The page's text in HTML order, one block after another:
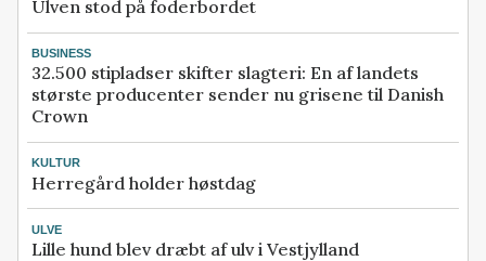
Ulven stod på foderbordet
BUSINESS
32.500 stipladser skifter slagteri: En af landets
største producenter sender nu grisene til Danish
Crown
KULTUR
Herregård holder høstdag
ULVE
Lille hund blev dræbt af ulv i Vestjylland